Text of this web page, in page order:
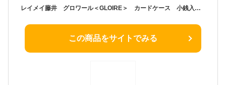
レイメイ藤井 グロワール＜GLOIRE＞ カードケース 小銭入れ付 GLH1305
この商品をサイトでみる